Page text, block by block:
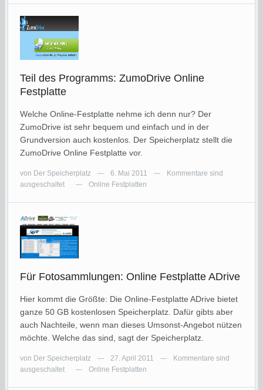
Teil des Programms: ZumoDrive Online
Festplatte
Welche Online-Festplatte nehme ich denn nur? Der
ZumoDrive ist sehr bequem und einfach und in der
Grundversion auch kostenlos. Der Speicherplatz stellt die
ZumoDrive Online Festplatte vor.
von Der Speicherplatz — 6. Mai 2011 —
Kommentare sind
ausgeschaltet
— Online Festplatten
Für Fotosammlungen: Online Festplatte ADrive
Hier kommt die Größte: Die Online-Festplatte ADrive bietet
ganze 50 GB kostenlosen Speicherplatz. Dafür gibts aber
auch Nachteile, wenn man dieses Umsonst-Angebot nützen
möchte. Welche das sind, sagt der Speicherplatz.
von Der Speicherplatz — 27. April 2011 —
Kommentare sind
ausgeschaltet
— Online Festplatten